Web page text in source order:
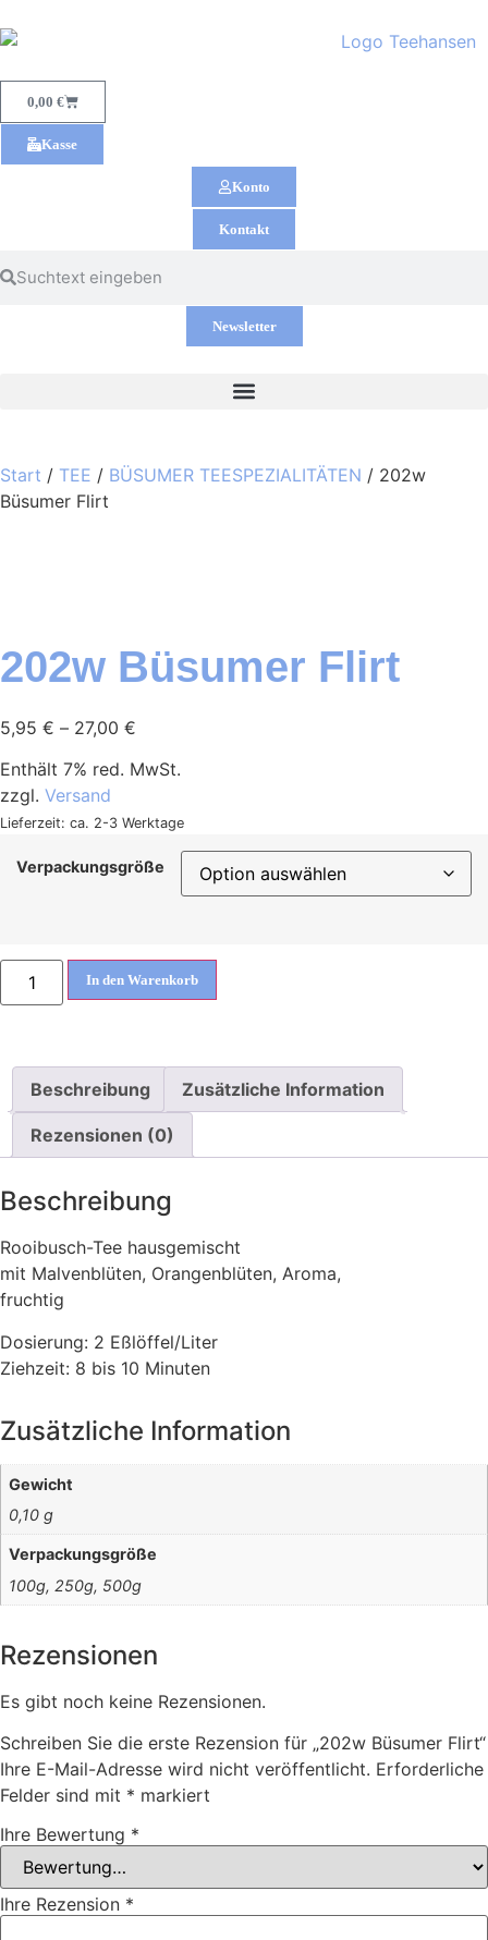
0,00 €
Kasse
Konto
Kontakt
Newsletter
Start / TEE / BÜSUMER TEESPEZIALITÄTEN / 202w
Büsumer Flirt
202w Büsumer Flirt
5,95 € – 27,00 €
Enthält 7% red. MwSt.
zzgl. Versand
Lieferzeit: ca. 2-3 Werktage
Verpackungsgröße
In den Warenkorb
Beschreibung Zusätzliche Information
Rezensionen (0)
Beschreibung
Rooibusch-Tee hausgemischt
mit Malvenblüten, Orangenblüten, Aroma,
fruchtig
Dosierung: 2 Eßlöffel/Liter
Ziehzeit: 8 bis 10 Minuten
Zusätzliche Information
Gewicht
0,10 g
Verpackungsgröße
100g, 250g, 500g
Rezensionen
Es gibt noch keine Rezensionen.
Schreiben Sie die erste Rezension für „202w Büsumer Flirt“
Ihre E-Mail-Adresse wird nicht veröffentlicht. Erforderliche
Felder sind mit * markiert
Ihre Bewertung *
Ihre Rezension *